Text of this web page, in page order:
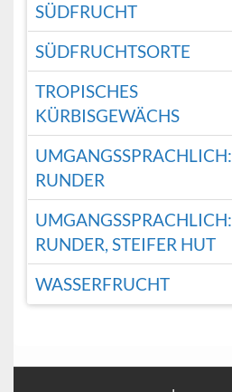
SÜDFRUCHT
SÜDFRUCHTSORTE
TROPISCHES
KÜRBISGEWÄCHS
UMGANGSSPRACHLICH:
RUNDER
UMGANGSSPRACHLICH:
RUNDER, STEIFER HUT
WASSERFRUCHT